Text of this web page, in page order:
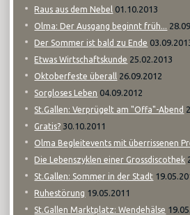
Raus aus dem Nebel 01.10.2013
Olma: Der Ausgang beginnt früh...
Der Sommer ist bald zu Ende
Etwas Wirtschaftskunde 25.02.2013
Oktoberfeste überall 26.09.2012
Sorgloses Leben 04.09.2012
St.Gallen: Verprügelt am "Offa"-Abend
Gratis? 30.10.2011
Olma Begleitevents mit überrissenen
Die Lebenszyklen einer Grossdiscothek
St.Gallen: Sommer in der Stadt
Ruhestörung 19.05.2011
St.Gallen Marktplatz: Wendehälse